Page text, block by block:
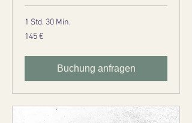
1 Std. 30 Min.
145
Euro
145 €
Buchung anfragen